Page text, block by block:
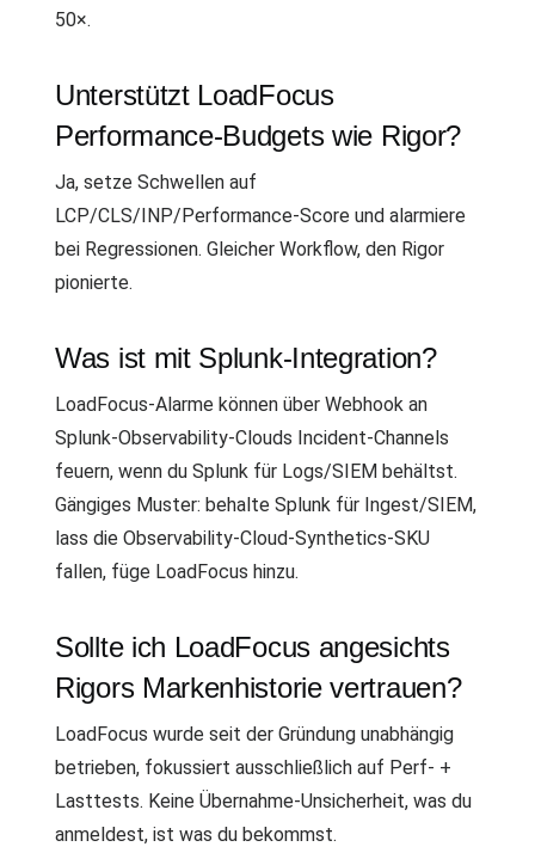
50×.
Unterstützt LoadFocus
Performance-Budgets wie Rigor?
Ja, setze Schwellen auf
LCP/CLS/INP/Performance-Score und alarmiere
bei Regressionen. Gleicher Workflow, den Rigor
pionierte.
Was ist mit Splunk-Integration?
LoadFocus-Alarme können über Webhook an
Splunk-Observability-Clouds Incident-Channels
feuern, wenn du Splunk für Logs/SIEM behältst.
Gängiges Muster: behalte Splunk für Ingest/SIEM,
lass die Observability-Cloud-Synthetics-SKU
fallen, füge LoadFocus hinzu.
Sollte ich LoadFocus angesichts
Rigors Markenhistorie vertrauen?
LoadFocus wurde seit der Gründung unabhängig
betrieben, fokussiert ausschließlich auf Perf- +
Lasttests. Keine Übernahme-Unsicherheit, was du
anmeldest, ist was du bekommst.